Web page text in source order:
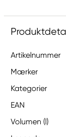
Artikelnummer
Mærker
Kategorier
EAN
Volumen (l)